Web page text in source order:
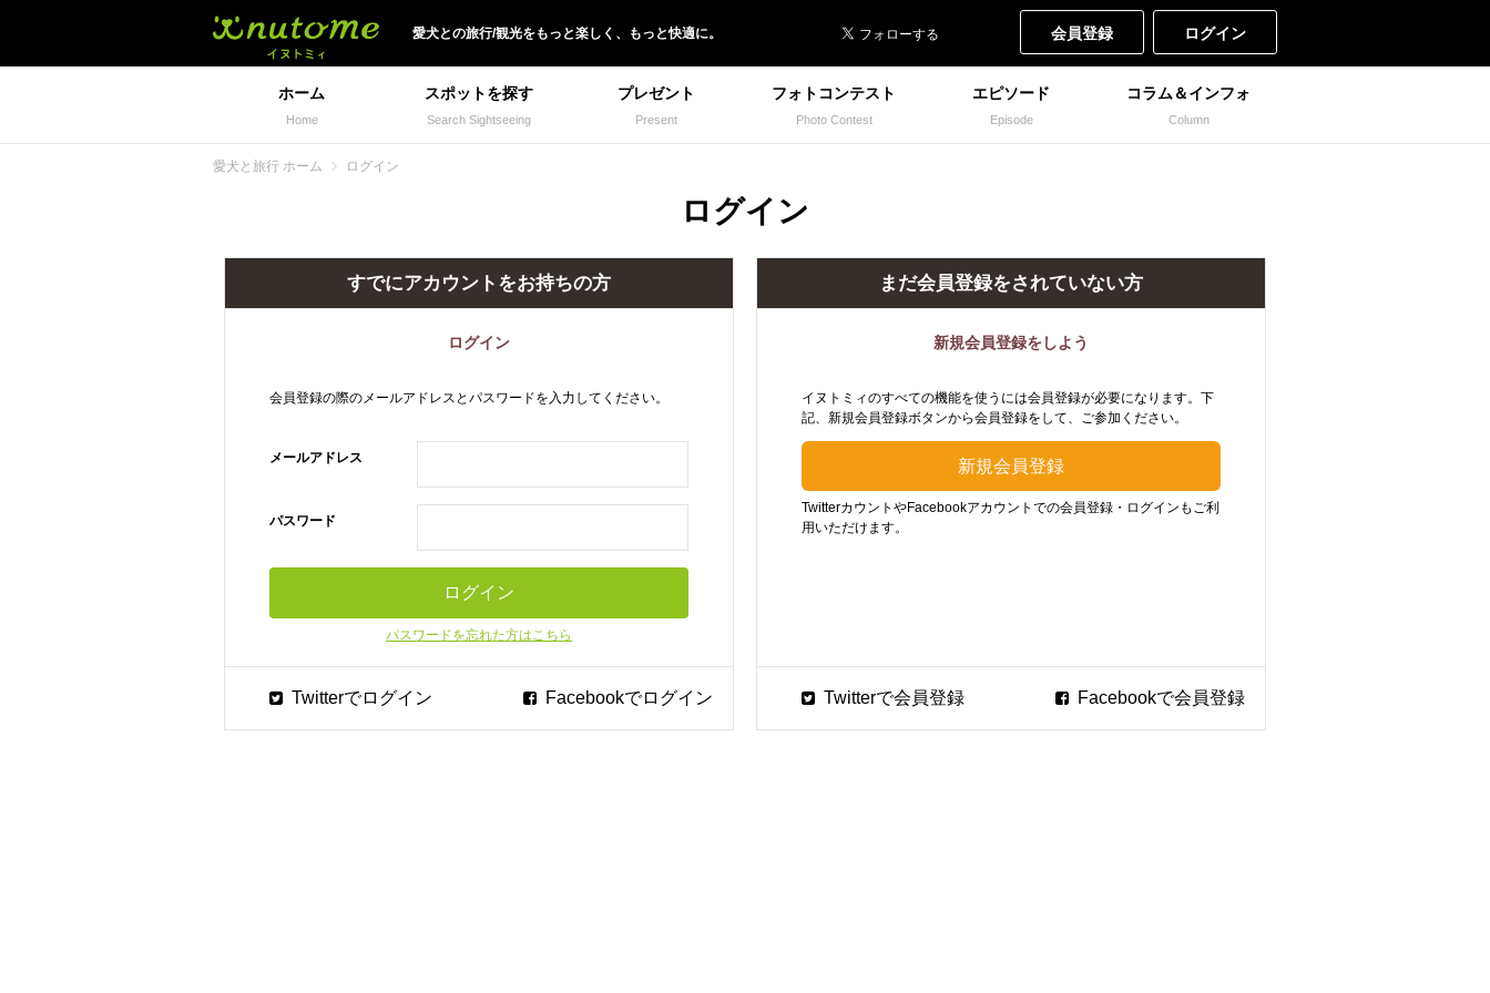
愛犬との旅行/観光をもっと楽しく、 もっと快適に。 会員登録 ログイン
ホーム
Home
スポットを探す
Search Sightseeing
プレゼント
Present
フォトコンテスト
Photo Contest
エピソード
Episode
コラム＆インフォ
Column
愛犬と旅行 ホーム ログイン
ログイン
すでにアカウントをお持ちの方
ログイン
会員登録の際のメールアドレスとパスワードを入力してください。
メールアドレス
パスワード
パスワードを忘れた方はこちら
まだ会員登録をされていない方
新規会員登録をしよう
イヌトミィのすべての機能を使うには会員登録が必要になります。下
記、新規会員登録ボタンから会員登録をして、ご参加ください。
TwitterカウントやFacebookアカウントでの会員登録・ログインもご利
用いただけます。